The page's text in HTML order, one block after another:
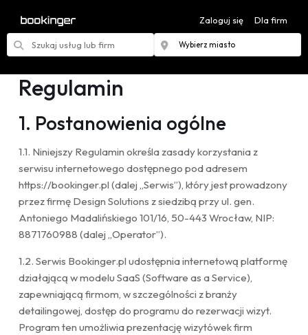
Zaloguj się
Regulamin
1. Postanowienia ogólne
1.1. Niniejszy Regulamin określa zasady korzystania z
serwisu internetowego dostępnego pod adresem
https://bookinger.pl (dalej „Serwis”), który jest prowadzony
przez firmę Design Solutions z siedzibą przy ul. gen.
Antoniego Madalińskiego 101/16, 50-443 Wrocław, NIP:
8871760988 (dalej „Operator”).
1.2. Serwis Bookinger.pl udostępnia internetową platformę
działającą w modelu SaaS (Software as a Service),
zapewniającą firmom, w szczególności z branży
detailingowej, dostęp do programu do rezerwacji wizyt.
Program ten umożliwia prezentację wizytówek firm